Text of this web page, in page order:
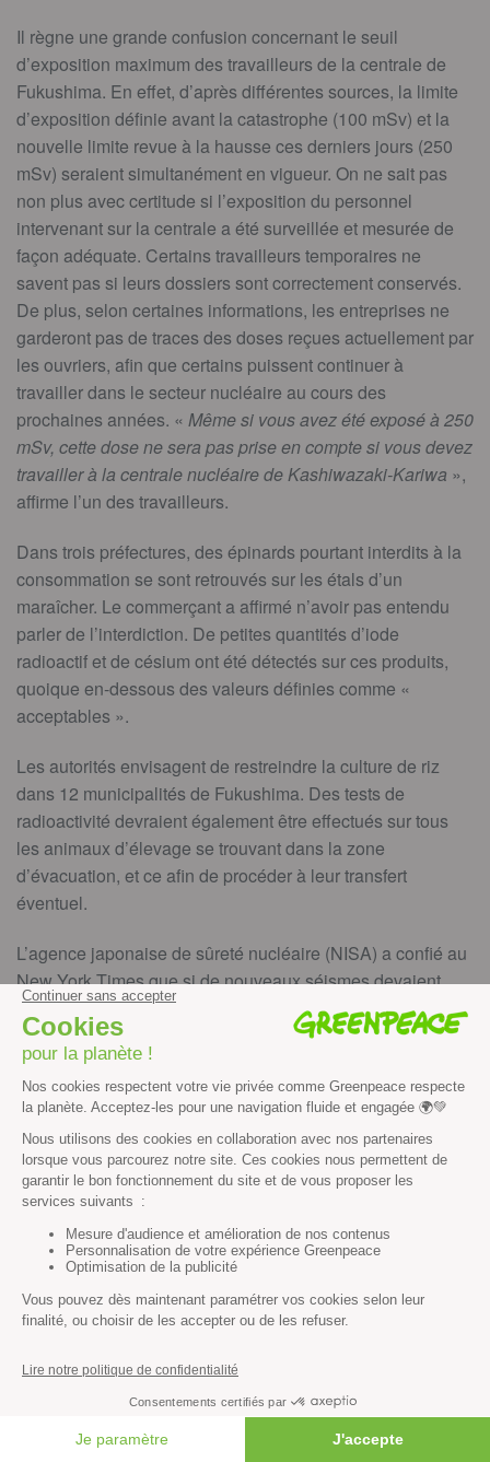
Il règne une grande confusion concernant le seuil
d’exposition maximum des travailleurs de la centrale de
Fukushima. En effet, d’après différentes sources, la limite
d’exposition définie avant la catastrophe (100 mSv) et la
nouvelle limite revue à la hausse ces derniers jours (250
mSv) seraient simultanément en vigueur. On ne sait pas
non plus avec certitude si l’exposition du personnel
intervenant sur la centrale a été surveillée et mesurée de
façon adéquate. Certains travailleurs temporaires ne
savent pas si leurs dossiers sont correctement conservés.
De plus, selon certaines informations, les entreprises ne
garderont pas de traces des doses reçues actuellement par
les ouvriers, afin que certains puissent continuer à
travailler dans le secteur nucléaire au cours des
prochaines années. « Même si vous avez été exposé à 250
mSv, cette dose ne sera pas prise en compte si vous devez
travailler à la centrale nucléaire de Kashiwazaki-Kariwa »,
affirme l’un des travailleurs.
Dans trois préfectures, des épinards pourtant interdits à la
consommation se sont retrouvés sur les étals d’un
maraîcher. Le commerçant a affirmé n’avoir pas entendu
parler de l’interdiction. De petites quantités d’iode
radioactif et de césium ont été détectés sur ces produits,
quoique en-dessous des valeurs définies comme «
acceptables ».
Les autorités envisagent de restreindre la culture de riz
dans 12 municipalités de Fukushima. Des tests de
radioactivité devraient également être effectués sur tous
les animaux d’élevage se trouvant dans la zone
d’évacuation, et ce afin de procéder à leur transfert
éventuel.
L’agence japonaise de sûreté nucléaire (NISA) a confié au
New York Times que si de nouveaux séismes devaient
ébranler le complexe nucléaire, la piscine abritant le
combustible usé du bâtiment n°4 pourrait s’effondrer. La
NISA et TEPCO, l’opérateur de la centrale, s’efforcent
actuellement de renforcer la structure de cette piscine.
À en croire les chiffres annoncés par TEPCO sur le niveau
de l’eau dans plusieurs compartiments de la centrale, de
l’eau hautement radioactive continue probablement de
s’infiltrer dans le sol et/ou de se déverser dans l’océan. Le
Rainbow Warrior de Greenpeace sera dans une semaine
dans la zone de Fukushima pour faire des mesures de
radioactivité.